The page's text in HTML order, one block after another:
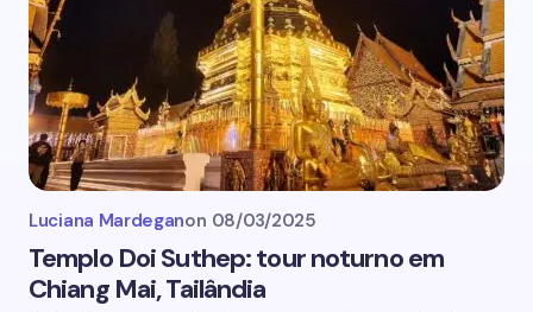
Luciana Mardeganon 08/03/2025
Templo Doi Suthep: tour noturno em
Chiang Mai, Tailândia